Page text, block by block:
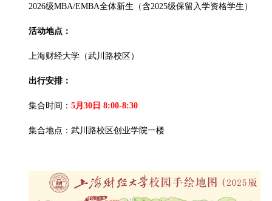
2026级MBA/EMBA全体新生（含2025级保留入学资格学生）
活动地点：
上海财经大学（武川路校区）
出行安排：
集合时间：5 月30日 8:00-8:30
集合地点：武川路校区创业学院一楼